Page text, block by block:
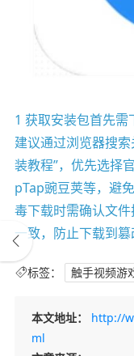
1 获取安装包首先
建议通过浏览器搜
装教程”，优先选择
pTap豌豆荚等，避
毒下载时需确认文
一致，防止下载到篡
标签： 触手视频游
本文地址：
http://
ml